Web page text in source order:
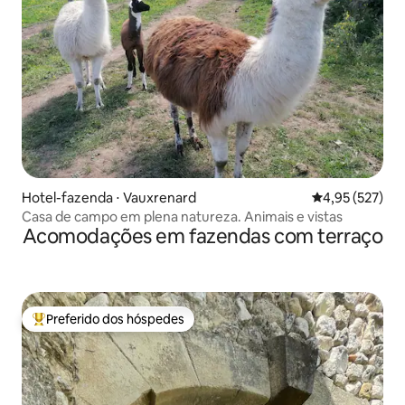
Hotel-fazenda ⋅ Vauxrenard 4,95 de uma
4,95 (527)
Casa de campo em plena natureza. Animais e vistas
Acomodações em fazendas com terraço
Entre os melhores preferidos dos hóspedes
Preferido dos hóspedes